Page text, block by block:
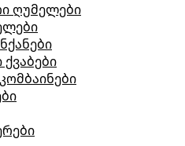
ღუმელები